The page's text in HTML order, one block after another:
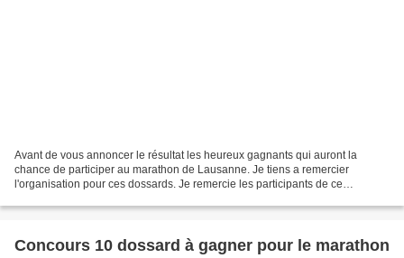
Avant de vous annoncer le résultat les heureux gagnants qui auront la
chance de participer au marathon de Lausanne. Je tiens a remercier
l'organisation pour ces dossards. Je remercie les participants de ce
Concours 10 dossard à gagner pour le marathon